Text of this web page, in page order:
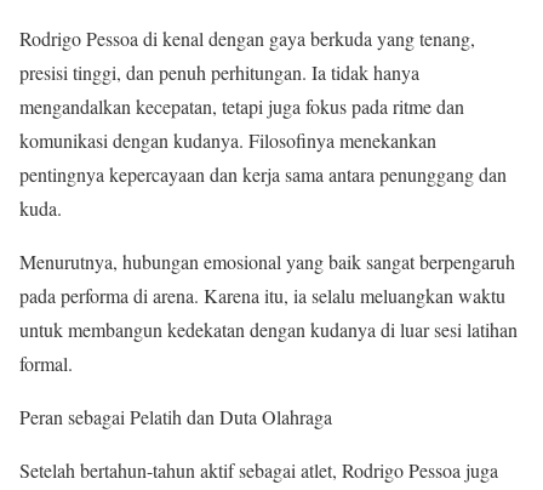
Rodrigo Pessoa di kenal dengan gaya berkuda yang tenang,
presisi tinggi, dan penuh perhitungan. Ia tidak hanya
mengandalkan kecepatan, tetapi juga fokus pada ritme dan
komunikasi dengan kudanya. Filosofinya menekankan
pentingnya kepercayaan dan kerja sama antara penunggang dan
kuda.
Menurutnya, hubungan emosional yang baik sangat berpengaruh
pada performa di arena. Karena itu, ia selalu meluangkan waktu
untuk membangun kedekatan dengan kudanya di luar sesi latihan
formal.
Peran sebagai Pelatih dan Duta Olahraga
Setelah bertahun-tahun aktif sebagai atlet, Rodrigo Pessoa juga